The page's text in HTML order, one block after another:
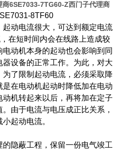
商6SE7033-7TG60-Z西门子代理商
8TF60
动电流很大，可达到额定电流
在短时间内会在线路上造成较
动机本身的起动也会影响到同
设备的正常工作。为此，对大
了限制起动电流，必须采取降
在电动机起动时降低加在电动
机转起来以后，再将加在定子
由于电流与电压成正比关系，
起动电流。
隐蔽工程，保留一份电气竣工